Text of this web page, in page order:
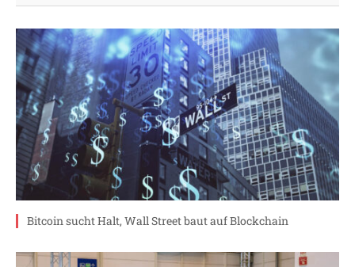
Bitcoin sucht Halt, Wall Street baut auf Blockchain